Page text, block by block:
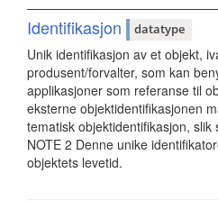
Identifikasjon datatype
Unik identifikasjon av et objekt,
produsent/forvalter, som kan
applikasjoner som referanse til
eksterne objektidentifikasjonen
tematisk objektidentifikasjon,
NOTE 2 Denne unike
objektets levetid.